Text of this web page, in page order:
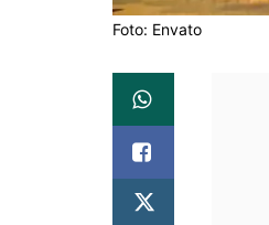
Foto: Envato